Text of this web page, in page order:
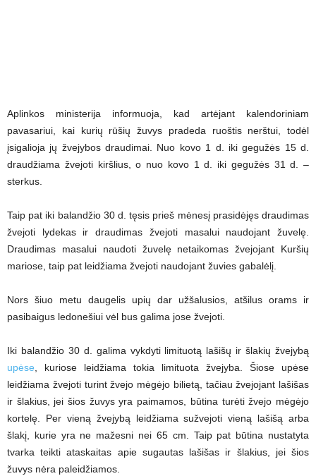
Aplinkos ministerija informuoja, kad artėjant kalendoriniam
pavasariui, kai kurių rūšių žuvys pradeda ruoštis nerštui, todėl
įsigalioja jų žvejybos draudimai. Nuo kovo 1 d. iki gegužės 15 d.
draudžiama žvejoti kiršlius, o nuo kovo 1 d. iki gegužės 31 d. –
sterkus.
Taip pat iki balandžio 30 d. tęsis prieš mėnesį prasidėjęs draudimas
žvejoti lydekas ir draudimas žvejoti masalui naudojant žuvelę.
Draudimas masalui naudoti žuvelę netaikomas žvejojant Kuršių
mariose, taip pat leidžiama žvejoti naudojant žuvies gabalėlį.
Nors šiuo metu daugelis upių dar užšalusios, atšilus orams ir
pasibaigus ledonešiui vėl bus galima jose žvejoti.
Iki balandžio 30 d. galima vykdyti limituotą lašišų ir šlakių žvejybą
upėse , kuriose leidžiama tokia limituota žvejyba. Šiose upėse
leidžiama žvejoti turint žvejo mėgėjo bilietą, tačiau žvejojant lašišas
ir šlakius, jei šios žuvys yra paimamos, būtina turėti žvejo mėgėjo
kortelę. Per vieną žvejybą leidžiama sužvejoti vieną lašišą arba
šlakį, kurie yra ne mažesni nei 65 cm. Taip pat būtina nustatyta
tvarka teikti ataskaitas apie sugautas lašišas ir šlakius, jei šios
žuvys nėra paleidžiamos.